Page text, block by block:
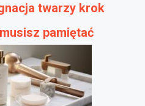
twarzy krok
pamiętać